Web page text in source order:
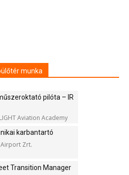
munka
pilóta – IR
Aviation Academy
karbantartó
Zrt.
Transition Manager